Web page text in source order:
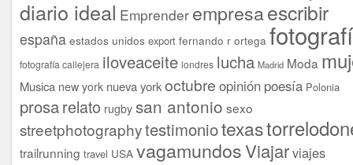
diario ideal Emprender empresaescribir
españa estados unidos export fernando r ortega
fotografía callejera iloveaceite londres lucha Madrid Moda
Musica new york nueva yorkoctubre opinión poesía Polonia
prosarelato rugby san antonio sexo
streetphotographytestimoniotexas
trailrunning travel USA vagamundosViajarviajes